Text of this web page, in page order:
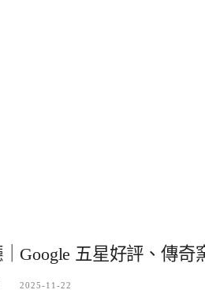
Google 五星好評、傳
2025-11-22